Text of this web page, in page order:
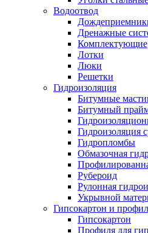
Водоотвод
Дренажные
Комплектующие
Лотки
Люки
Решетки
Гидроизоляция
Битумные
Битумный
Гидроизоляция
Гидропломбы
Обмазочная
Рубероид
Рулонная
Укрывной
Гипсокартон и
Гипсокартон
Профиля для